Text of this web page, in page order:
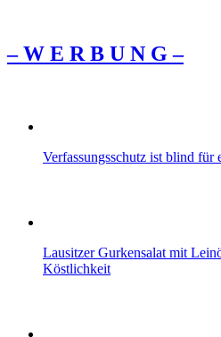
– W Ε R Β U Ν G –
Verfassungsschutz ist blind für
Lausitzer Gurkensalat mit
Köstlichkeit